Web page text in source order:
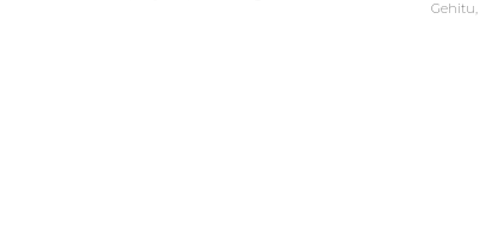
Gehitu,